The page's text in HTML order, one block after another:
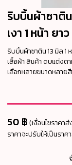
ริบบิ้นผ้าซาติ
เงา 1 หน้า ยา
ริบบิ้นผ้าซาติน 13 มิล
เสื้อผ้า สินค้า ตบแต่งต
เลือกหลายขนาดหลาย
50 ฿(เงื่อนไขราคา
ราคาจะปรับให้เป็นราค